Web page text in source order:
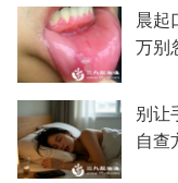
晨起
万别
别让
自查